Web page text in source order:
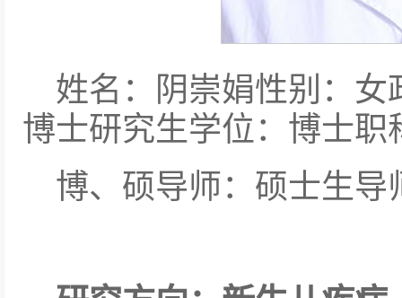
姓名：阴崇娟性别：
博士研究生学位：博士职
博、硕导师：硕士生导